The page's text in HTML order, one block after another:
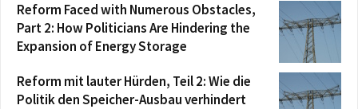
Reform Faced with Numerous Obstacles,
Part 2: How Politicians Are Hindering the
Expansion of Energy Storage
Reform mit lauter Hürden, Teil 2: Wie die
Politik den Speicher-Ausbau verhindert